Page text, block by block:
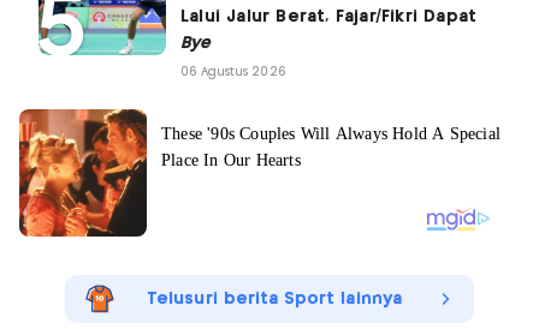
Lalui Jalur Berat, Fajar/Fikri Dapat
Bye
06 Agustus 2026
Telusuri berita Sport lainnya